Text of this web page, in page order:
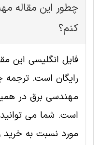
چطور این مقاله
کنم؟
رایگان است. ترجمه
مهندسی برق در
است. شما می
مورد نسبت به خرید